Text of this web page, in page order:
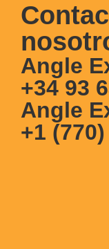
Angle
+34 93
Angle
+1